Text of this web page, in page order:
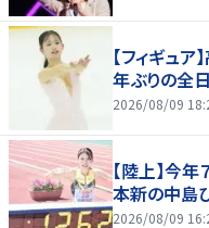
【フィギュ
年ぶりの全
2026/08/09
【陸上】今
本新の中島
2026/08/09